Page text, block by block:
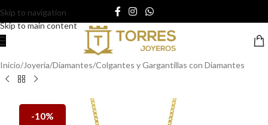
Skip to navigation
Skip to main content
Inicio/Joyería/Diamantes/Colgantes y Gargantillas con Diamantes
-10%